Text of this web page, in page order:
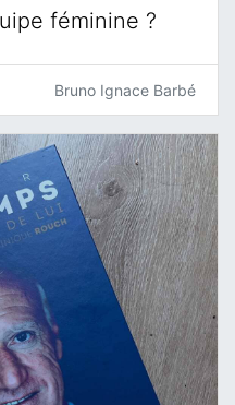
féminine ?
Bruno Ignace Barbé